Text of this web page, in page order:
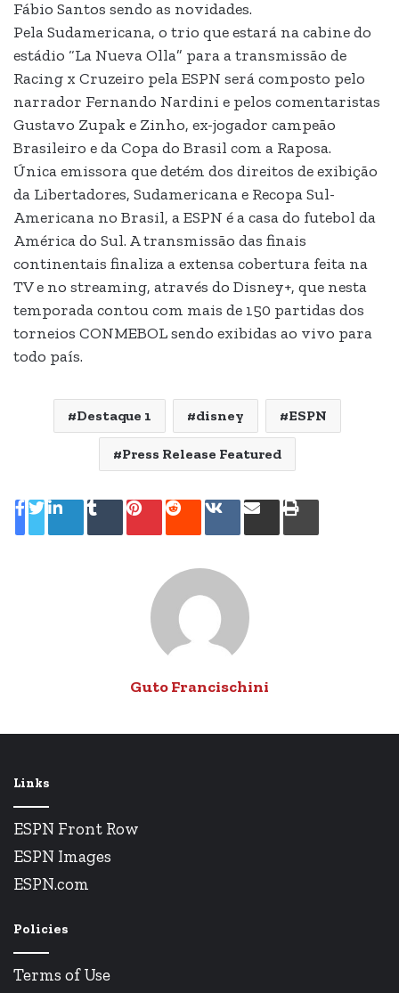
Fábio Santos sendo as novidades.
Pela Sudamericana, o trio que estará na cabine do
estádio “La Nueva Olla” para a transmissão de
Racing x Cruzeiro pela ESPN será composto pelo
narrador Fernando Nardini e pelos comentaristas
Gustavo Zupak e Zinho, ex-jogador campeão
Brasileiro e da Copa do Brasil com a Raposa.
Única emissora que detém dos direitos de exibição
da Libertadores, Sudamericana e Recopa Sul-
Americana no Brasil, a ESPN é a casa do futebol da
América do Sul. A transmissão das finais
continentais finaliza a extensa cobertura feita na
TV e no streaming, através do Disney+, que nesta
temporada contou com mais de 150 partidas dos
torneios CONMEBOL sendo exibidas ao vivo para
todo país.
Destaque 1 disney ESPN
Press Release Featured
Linkedin
TumblrPinterestRedditVK
Compartilhar
Imprimir
Guto Francischini
Links
ESPN Front Row
ESPN Images
ESPN.com
Policies
Terms of Use